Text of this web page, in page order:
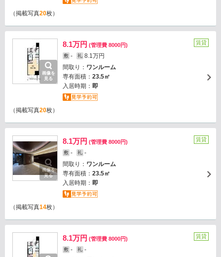
（掲載写真20枚）
画像を
見る
8.1万円 (管理費 8000円)
敷 - 礼 8.1万円
間取り： ワンルーム
専有面積： 23.5㎡
入居時期： 即
賃貸
（掲載写真20枚）
画像を
見る
8.1万円 (管理費 8000円)
敷 - 礼 -
間取り： ワンルーム
専有面積： 23.5㎡
入居時期： 即
賃貸
（掲載写真14枚）
8.1万円 (管理費 8000円)
敷 - 礼 -
賃貸